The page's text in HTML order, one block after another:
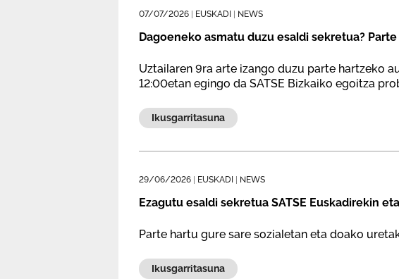
07/07/2026 EUSKADI NEWS
Dagoeneko asmatu duzu esaldi sekretua?
Uztailaren 9ra arte izango duzu parte hartzeko
12:00etan egingo da SATSE Bizkaiko egoitza
Ikusgarritasuna
29/06/2026 EUSKADI NEWS
Ezagutu esaldi sekretua SATSE Euskadirekin
Parte hartu gure sare sozialetan eta doako
Ikusgarritasuna